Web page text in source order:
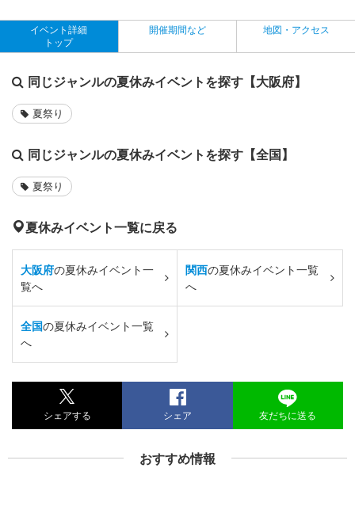
イベント詳細
トップ
開催期間など 地図・アクセス
同じジャンルの夏休みイベントを探す【大阪府】
夏祭り
同じジャンルの夏休みイベントを探す【全国】
夏祭り
夏休みイベント一覧に戻る
大阪府の夏休みイベント一
覧へ
関西の夏休みイベント一覧
へ
全国の夏休みイベント一覧
へ
シェアする シェア 友だちに送る
おすすめ情報